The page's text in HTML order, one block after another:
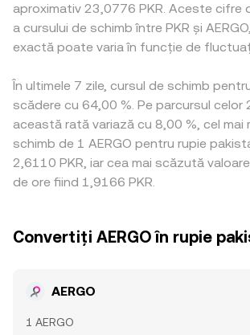
aproximativ 23,0776 PKR. Aceste cifre
a cursului de schimb între PKR și
exactă poate varia în funcție de
În ultimele 7 zile, cursul de schimb
scădere cu 64,00 %. Pe parcursul celor
această rată variază cu 8,00 %, cel mai
schimb de 1 AERGO pentru rupie
2,6110 PKR, iar cea mai scăzută
de ore fiind 1,9166 PKR.
Convertiți AERGO în rupie
AERGO
1 AERGO